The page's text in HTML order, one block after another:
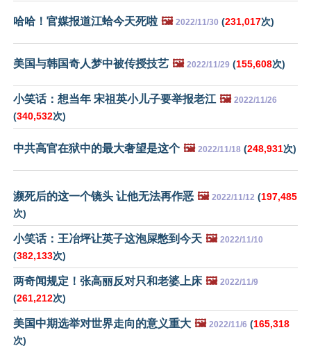
哈哈！官媒报道江蛤今天死啦 🖼️ 2022/11/30 (231,017次)
美国与韩国奇人梦中被传授技艺 🖼️ 2022/11/29 (155,608次)
小笑话：想当年 宋祖英小儿子要举报老江 🖼️ 2022/11/26
(340,532次)
中共高官在狱中的最大奢望是这个 🖼️ 2022/11/18 (248,931次)
濒死后的这一个镜头 让他无法再作恶 🖼️ 2022/11/12 (197,485
次)
小笑话：王冶坪让英子这泡屎憋到今天 🖼️ 2022/11/10
(382,133次)
两奇闻规定！张高丽反对只和老婆上床 🖼️ 2022/11/9
(261,212次)
美国中期选举对世界走向的意义重大 🖼️ 2022/11/6 (165,318
次)